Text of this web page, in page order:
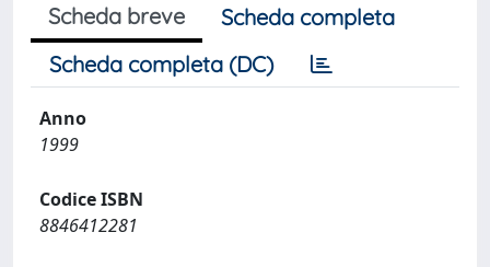
Scheda breve
Scheda completa
Scheda completa (DC)
Anno
1999
Codice ISBN
8846412281